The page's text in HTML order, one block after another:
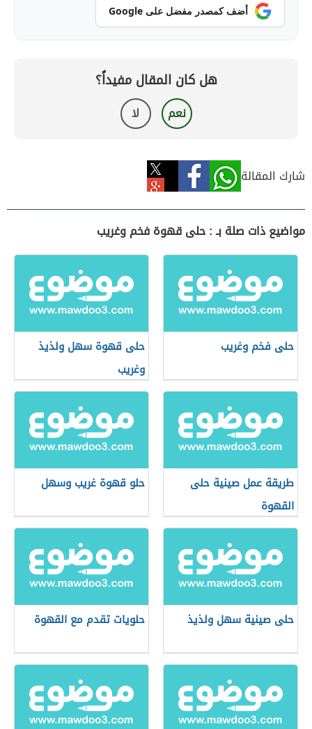
أضف كمصدر مفضل على Google
هل كان المقال مفيداً؟
نعم لا
شارك المقالة
مواضيع ذات صلة بـ : حلى قهوة فخم وغريب
حلى فخم وغريب
حلى قهوة سهل ولذيذ
وغريب
طريقة عمل صينية حلى
القهوة
حلو قهوة غريب وسهل
حلى صينية سهل ولذيذ حلويات تقدم مع القهوة